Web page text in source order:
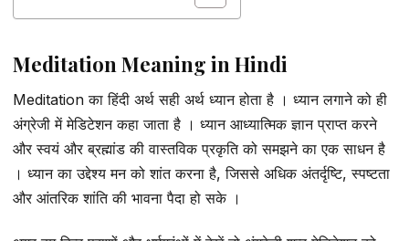
Meditation Meaning in Hindi
Meditation का हिंदी अर्थ सही अर्थ ध्यान होता है । ध्यान लगाने को ही
अंग्रेजी में मेडिटेशन कहा जाता है । ध्यान आध्यात्मिक ज्ञान प्राप्त करने
और स्वयं और ब्रह्मांड की वास्तविक प्रकृति को समझने का एक साधन है
। ध्यान का उद्देश्य मन को शांत करना है, जिससे अधिक अंतर्दृष्टि, स्पष्टता
और आंतरिक शांति की भावना पैदा हो सके ।